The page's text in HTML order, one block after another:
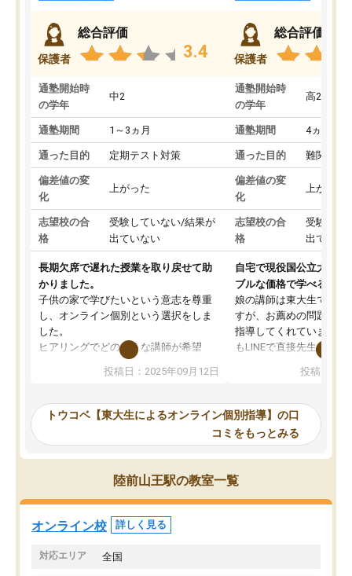
保護者
総合評価
3.4
通塾開始時
の学年
中2
通塾期間 1～3ヵ月
通った目的 定期テスト対策
偏差値の変
化
上がった
志望校の合
格
受験していない/結果が
出ていない
長期欠席で遅れた授業を取り戻せて助
かりました。
子供の家で学びたいという意志を尊重
し、オンライン個別という選択をしま
した。
ヒアリングでどのような講師が希望
か、オプションは付帯するかなど選ぶ
事が出来ました。
ーティングを行い、その講師で良いか
見てから講師を決定する事ができま
す。
うちの子は、初回面談の講師の方で決
オンラインツールを使用した単語帳の
共有があり宿題もそちらで出される形
でした。
投稿日：2025年09月12日
保護者
総合評価
通塾開始時
の学年
高2
通塾期間 4ヵ月～1
通った目的 難関私立
偏差値の変
化
上がった
志望校の合
格
受験して
出ていな
自宅で現役国公立大学生
ブルな価格で学べる
娘の講師は東大生では無
すが、お薦めの問題集や
指導してくれています。
もLINEで直接先生に質問
めれるので、個人に合
いなのがあり(有料)、受
ことをどんなスケジュー
くか相談したのですが、
ち期待したものではなく
内容でした。それでも明
やる気も出ましたし、苦
くなってきたようなので
投稿日：
トウコベ【東大生によるオンライン個別指導】の口
コミをもっとみる
陸前山王駅の教室一覧
オンライン校 詳しく見る
対応エリア 全国